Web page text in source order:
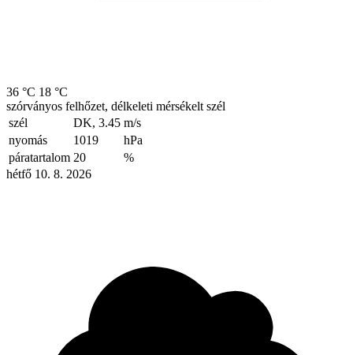
36 °C 18 °C
szórványos felhőzet, délkeleti mérsékelt szél
szél
DK, 3.45 m/s
nyomás
1019
hPa
páratartalom 20
%
hétfő 10. 8. 2026